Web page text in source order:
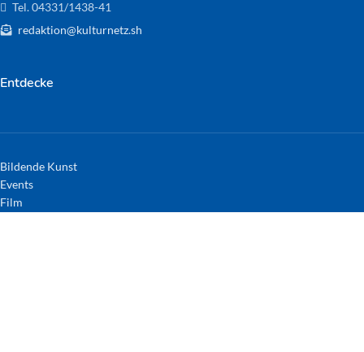
Tel. 04331/1438-41
redaktion@kulturnetz.sh
Entdecke
Bildende Kunst
Events
Film